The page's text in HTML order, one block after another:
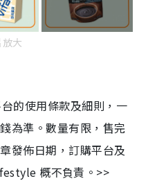
大
的使用條款及細則，一
為準。數量有限，售完
發佈日期，訂購平台及
概不負責。>>